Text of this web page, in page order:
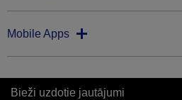
Mobile Apps
Bieži uzdotie jautājumi